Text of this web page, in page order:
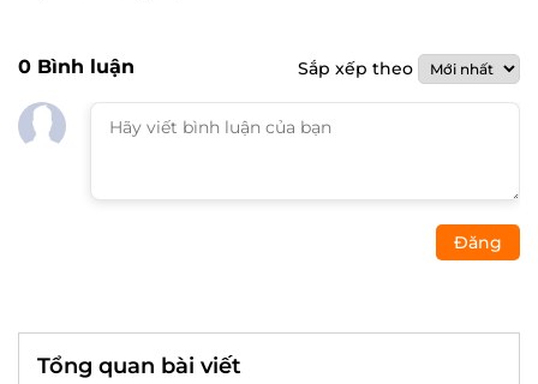
0 Bình luận Sắp xếp theo
Đăng
Tổng quan bài viết